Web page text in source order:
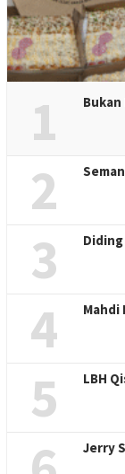
1 Bukan
2
3
4 Mahdi
5 LBH
Jerry